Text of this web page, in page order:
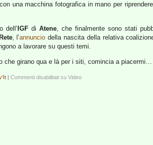
una macchina fotografica in mano per
dell’ IGF diAtene, che finalmente sono stati
, l’annuncio della nascita della relativa
a lavorare su questi temi.
che girano qua e là per i siti, comincia a piacermi…
| Commenti disabilitati su Video